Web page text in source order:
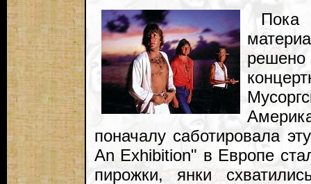
поначалу саботировала
An Exhibition" в Европе
пирожки, янки